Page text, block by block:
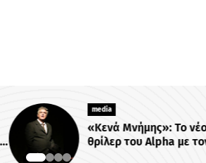
media
«Κενά Μνήμης»: Το νέο σκοτεινό
θρίλερ του Alpha με τον
Βλαδίμηρο Κυριακίδη